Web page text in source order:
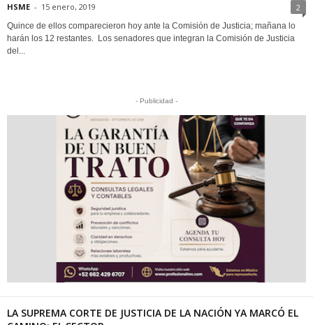
HSME - 15 enero, 2019 2
Quince de ellos comparecieron hoy ante la Comisión de Justicia; mañana lo
harán los 12 restantes. Los senadores que integran la Comisión de Justicia
del...
- Publicidad -
LA SUPREMA CORTE DE JUSTICIA DE LA NACIÓN YA MARCÓ EL